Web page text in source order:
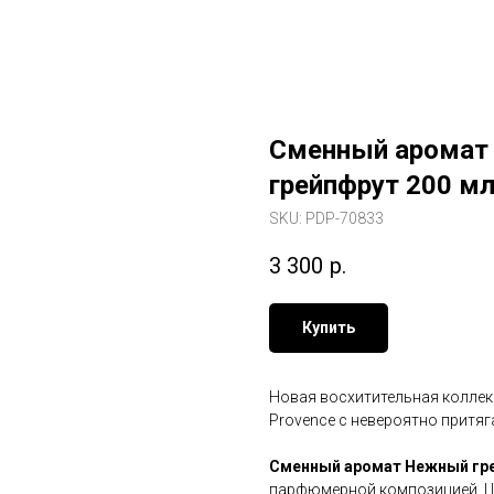
Сменный
грейпфрут 200 мл
SKU: PDP-70833
3 300 р.
Купить
Новая восхитительная
Provence с невероятно
Сменный аромат Нежный
парфюмерной композицией.